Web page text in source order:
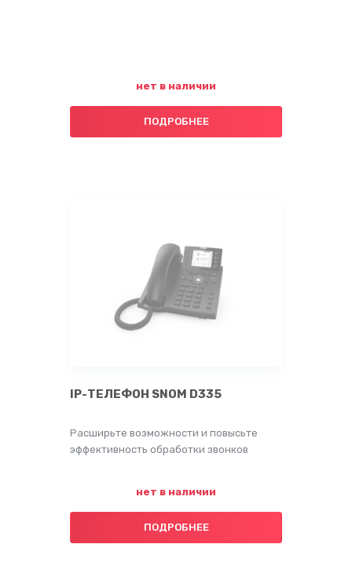
нет в наличии
ПОДРОБНЕЕ
IP-ТЕЛЕФОН SNOM D335
нет в наличии
Расширьте возможности и повысьте
эффективность обработки звонков
ПОДРОБНЕЕ